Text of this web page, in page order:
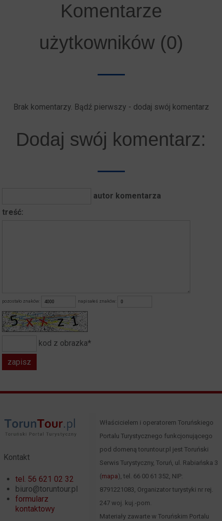
Komentarze
użytkowników (0)
Brak komentarzy. Bądź pierwszy - dodaj swój komentarz
Dodaj swój komentarz:
autor komentarza
treść:
pozostało znaków: napisałeś znaków:
kod z obrazka*
Kontakt
tel. 56 621 02 32
biuro@toruntour.pl
formularz
kontaktowy
Właścicielem i operatorem Toruńskiego
Portalu Turystycznego funkcjonującego
pod domeną toruntour.pl jest Toruński
Serwis Turystyczny, Toruń, ul. Rabiańska 3
(mapa), tel. 66 00 61 352, NIP:
8791221083, Organizator turystyki nr rej.
247 woj. kuj.-pom.
Materiały zawarte w Toruńskim Portalu